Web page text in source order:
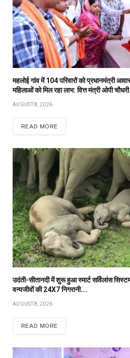
महलोई गांव में 104 परिवारों को प्रधानमंत्री
महिलाओं को मिल रहा लाभ: वित्त मंत्री ओपी
AUGUST 8, 2026
READ MORE
उदंती-सीतानदी में शुरू हुआ स्मार्ट सर्विलांस
वन्यजीवों की 24X7 निगरानी….
AUGUST 8, 2026
READ MORE